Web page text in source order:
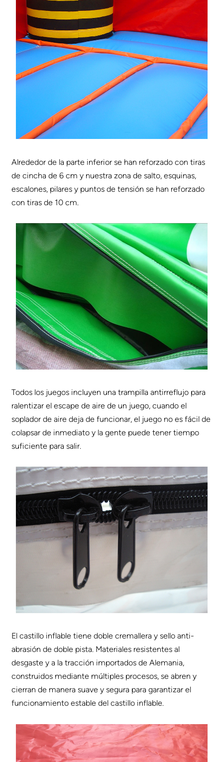
Alrededor de la parte inferior se han reforzado con tiras
de cincha de 6 cm y nuestra zona de salto, esquinas,
escalones, pilares y puntos de tensión se han reforzado
con tiras de 10 cm.
Todos los juegos incluyen una trampilla antirreflujo para
ralentizar el escape de aire de un juego, cuando el
soplador de aire deja de funcionar, el juego no es fácil de
colapsar de inmediato y la gente puede tener tiempo
suficiente para salir.
El castillo inflable tiene doble cremallera y sello anti-
abrasión de doble pista. Materiales resistentes al
desgaste y a la tracción importados de Alemania,
construidos mediante múltiples procesos, se abren y
cierran de manera suave y segura para garantizar el
funcionamiento estable del castillo inflable.